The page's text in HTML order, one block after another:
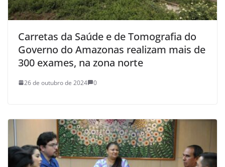
Carretas da Saúde e de Tomografia do
Governo do Amazonas realizam mais de
300 exames, na zona norte
26 de outubro de 2024 0